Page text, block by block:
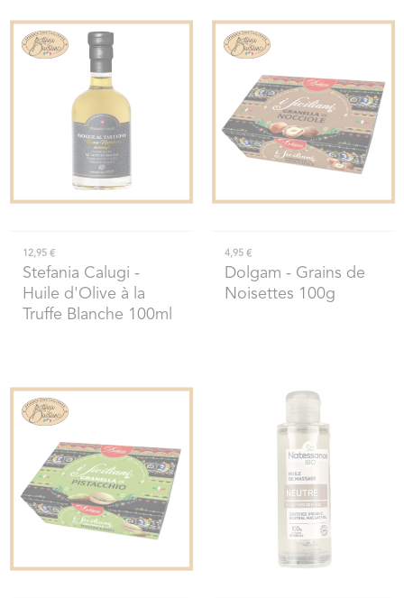
12,95 €
Stefania Calugi -
Huile d'Olive à la
Truffe Blanche 100ml
4,95 €
Dolgam - Grains de
Noisettes 100g